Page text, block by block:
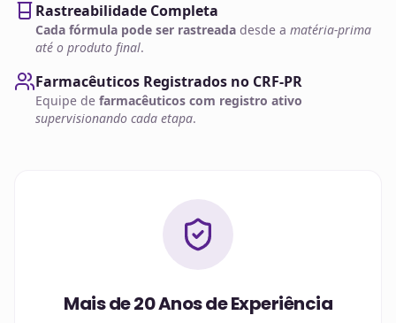
Rastreabilidade Completa
Cada fórmula pode ser rastreada desde a matéria-prima
até o produto final.
Farmacêuticos Registrados no CRF-PR
Equipe de farmacêuticos com registro ativo
supervisionando cada etapa.
Mais de 20 Anos de Experiência